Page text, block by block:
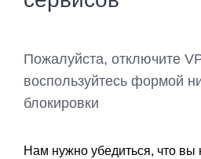
Пожалуйста, отключите
воспользуйтесь формой
блокировки
Нам нужно убедиться, что вы